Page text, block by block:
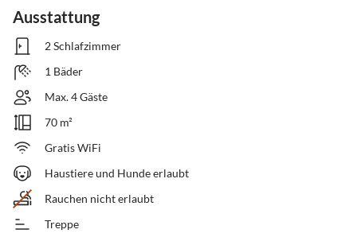
Ausstattung
2 Schlafzimmer
1 Bäder
Max. 4 Gäste
70 m²
Gratis WiFi
Haustiere und Hunde erlaubt
Rauchen nicht erlaubt
Treppe